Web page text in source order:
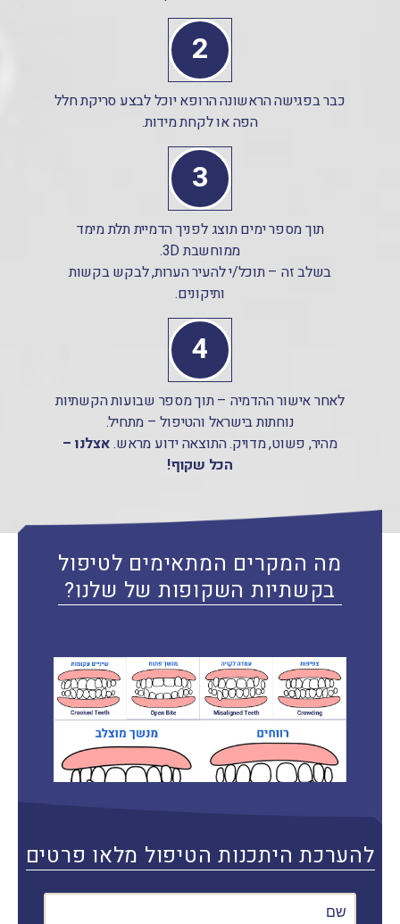
2
כבר בפגישה הראשונה הרופא יוכל לבצע סריקת חלל
הפה או לקחת מידות.
3
תוך מספר ימים תוצג לפניך הדמיית תלת מימד
ממוחשבת 3D.
בשלב זה – תוכל/י להעיר הערות, לבקש בקשות
ותיקונים.
4
לאחר אישור ההדמיה – תוך מספר שבועות הקשתיות
נוחתות בישראל והטיפול – מתחיל.
מהיר, פשוט, מדויק. התוצאה ידוע מראש.אצלנו –
הכל שקוף!
מה המקרים המתאימים לטיפול
בקשתיות השקופות של שלנו?
להערכת היתכנות הטיפול מלאו פרטים